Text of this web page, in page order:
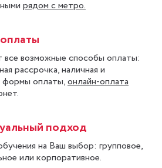
рядом с метро.
возможные способы оплаты:
рассрочка, наличная и
формы оплаты,онлайн-оплата
подход
на Ваш выбор: групповое,
или корпоративное.